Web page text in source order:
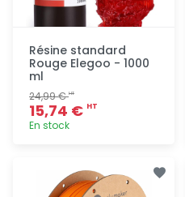
Résine standard
Rouge Elegoo - 1000
ml
24,99 €HT
15,74 € HT
En stock
rapide